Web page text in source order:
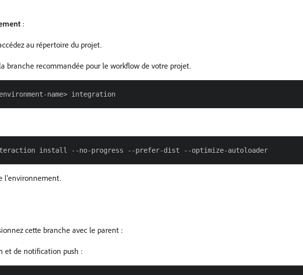
:
au répertoire du projet.
branche recommandée pour le workflow de votre projet.
l’environnement.
cette branche avec le parent :
et de notification push :